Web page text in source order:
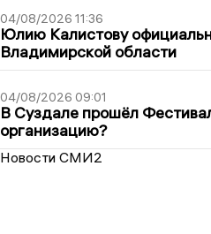
04/08/2026 11:36
Юлию Калистову
Владимирской области
04/08/2026 09:01
В Суздале прошёл
организацию?
Новости СМИ2